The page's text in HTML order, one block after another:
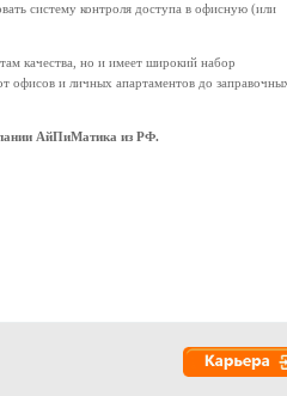
систему контроля доступа в офисную (или
качества, но и имеет широкий набор
офисов и личных апартаментов до
АйПиМатика из РФ.